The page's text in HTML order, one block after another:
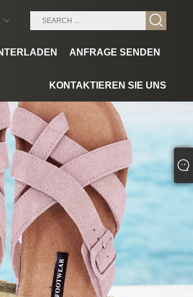
ANFRAGE SENDEN
KONTAKTIEREN SIE UNS